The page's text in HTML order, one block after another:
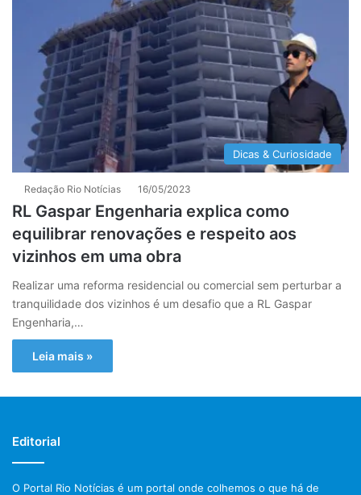
Dicas & Curiosidade
Redação Rio Notícias 16/05/2023
RL Gaspar Engenharia explica como
equilibrar renovações e respeito aos
vizinhos em uma obra
Realizar uma reforma residencial ou comercial sem perturbar a
tranquilidade dos vizinhos é um desafio que a RL Gaspar
Engenharia,…
Leia mais »
Editorial
O Portal Rio Notícias é um portal onde colhemos o que há de